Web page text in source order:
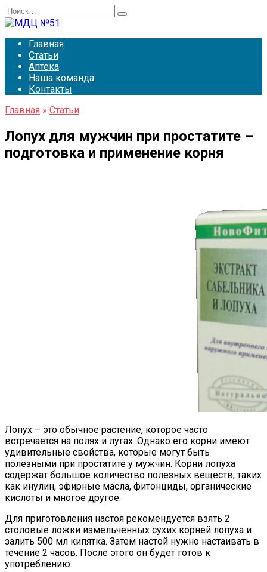
Перейти
к
Search
for:
Главная
Статьи
Аптека
Наша команда
Контакты
Главная » Статьи
Лопух для мужчин при простатите –
подготовка и применение корня
Лопух – это обычное растение, которое часто
встречается на полях и лугах. Однако его корни имеют
удивительные свойства, которые могут быть
полезными при простатите у мужчин. Корни лопуха
содержат большое количество полезных веществ, таких
как инулин, эфирные масла, фитонциды, органические
кислоты и многое другое.
Для приготовления настоя рекомендуется взять 2
столовые ложки измельченных сухих корней лопуха и
залить 500 мл кипятка. Затем настой нужно настаивать в
течение 2 часов. После этого он будет готов к
употреблению.